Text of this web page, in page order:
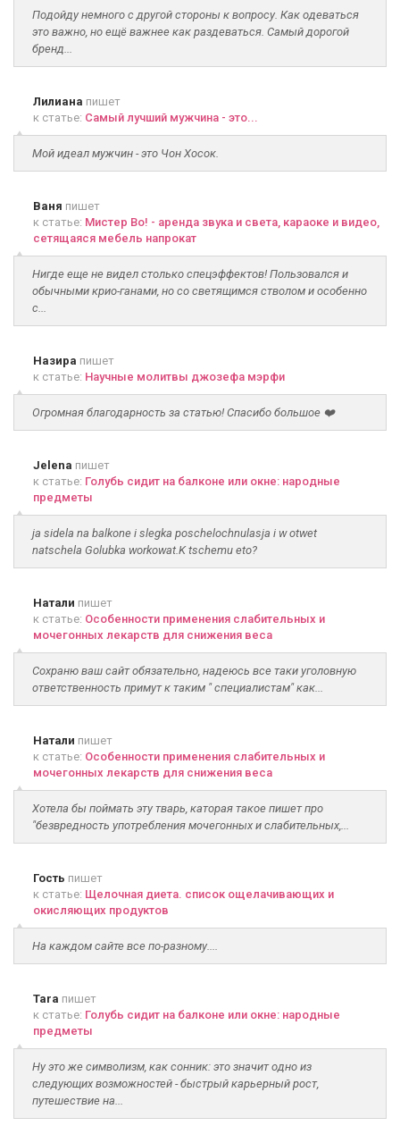
Подойду немного с другой стороны к вопросу. Как одеваться
это важно, но ещё важнее как раздеваться. Самый дорогой
бренд...
Лилиана пишет
к статье: Самый лучший мужчина - это...
Мой идеал мужчин - это Чон Хосок.
Ваня пишет
к статье: Мистер Во! - аренда звука и света, караоке и видео,
сетящаяся мебель напрокат
Нигде еще не видел столько спецэффектов! Пользовался и
обычными крио-ганами, но со светящимся стволом и особенно
с...
Назира пишет
к статье: Научные молитвы джозефа мэрфи
Огромная благодарность за статью! Спасибо большое ❤️
Jelena пишет
к статье: Голубь сидит на балконе или окне: народные
предметы
ja sidela na balkone i slegka poschelochnulasja i w otwet
natschela Golubka workowat.K tschemu eto?
Натали пишет
к статье: Особенности применения слабительных и
мочегонных лекарств для снижения веса
Сохраню ваш сайт обязательно, надеюсь все таки уголовную
ответственность примут к таким " специалистам" как...
Натали пишет
к статье: Особенности применения слабительных и
мочегонных лекарств для снижения веса
Хотела бы поймать эту тварь, каторая такое пишет про
"безвредность употребления мочегонных и слабительных,...
Гость пишет
к статье: Щелочная диета. список ощелачивающих и
окисляющих продуктов
На каждом сайте все по-разному....
Tara пишет
к статье: Голубь сидит на балконе или окне: народные
предметы
Ну это же символизм, как сонник: это значит одно из
следующих возможностей - быстрый карьерный рост,
путешествие на...